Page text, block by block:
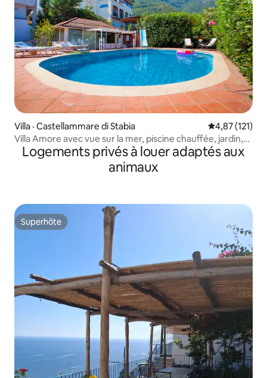
Villa · Castellammare di Stabia Note
4,87 (121)
Villa Amore avec vue sur la mer, piscine chauffée, jardin,
spa et jacuzzi
Logements privés à louer adaptés aux
animaux
Superhôte
Superhôte